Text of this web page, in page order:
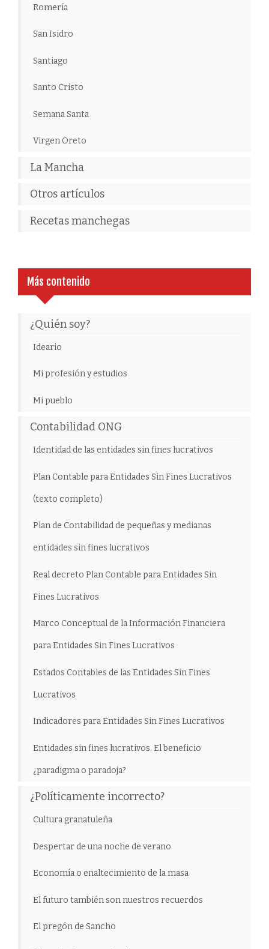
Romería
San Isidro
Santiago
Santo Cristo
Semana Santa
Virgen Oreto
La Mancha
Otros artículos
Recetas manchegas
Más contenido
¿Quién soy?
Ideario
Mi profesión y estudios
Mi pueblo
Contabilidad ONG
Identidad de las entidades sin fines lucrativos
Plan Contable para Entidades Sin Fines Lucrativos
(texto completo)
Plan de Contabilidad de pequeñas y medianas
entidades sin fines lucrativos
Real decreto Plan Contable para Entidades Sin
Fines Lucrativos
Marco Conceptual de la Información Financiera
para Entidades Sin Fines Lucrativos
Estados Contables de las Entidades Sin Fines
Lucrativos
Indicadores para Entidades Sin Fines Lucrativos
Entidades sin fines lucrativos. El beneficio
¿paradigma o paradoja?
¿Políticamente incorrecto?
Cultura granatuleña
Despertar de una noche de verano
Economía o enaltecimiento de la masa
El futuro también son nuestros recuerdos
El pregón de Sancho